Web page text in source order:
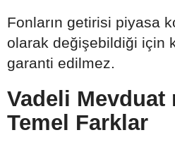
Fonların getirisi piyasa
olarak değişebildiği için
garanti edilmez.
Vadeli Mevduat
Temel Farklar